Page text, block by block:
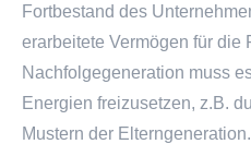
Fortbestand des
erarbeitete Vermögen für die
Nachfolgegeneration muss
Energien freizusetzen, z.B.
Mustern der Elterngeneration.